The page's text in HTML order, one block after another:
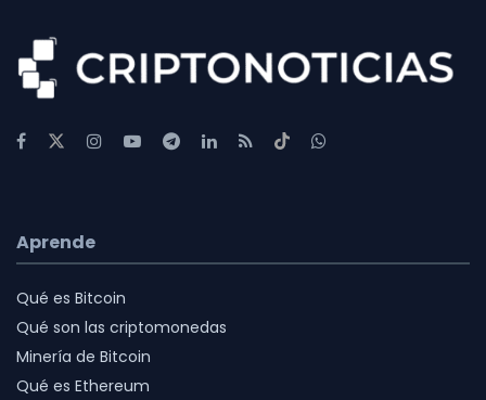
Aprende
Qué es Bitcoin
Qué son las criptomonedas
Minería de Bitcoin
Qué es Ethereum